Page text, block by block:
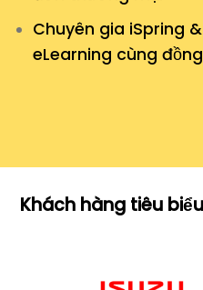
Chuyên gia iSpring
eLearning cùng
Khách hàng tiêu